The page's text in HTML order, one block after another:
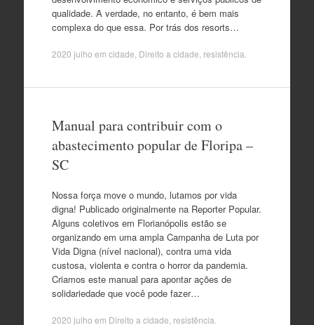
qualidade. A verdade, no entanto, é bem mais
complexa do que essa. Por trás dos resorts…
2020 julho em cidade Direito a cidade resistência
Manual para contribuir com o
abastecimento popular de Floripa –
SC
Nossa força move o mundo, lutamos por vida
digna! Publicado originalmente na Reporter Popular.
Alguns coletivos em Florianópolis estão se
organizando em uma ampla Campanha de Luta por
Vida Digna (nível nacional), contra uma vida
custosa, violenta e contra o horror da pandemia.
Criamos este manual para apontar ações de
solidariedade que você pode fazer…
2020 julho em Direito a cidade resistência